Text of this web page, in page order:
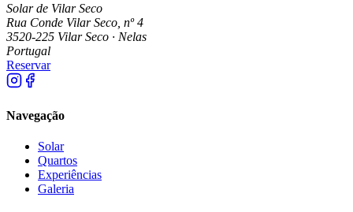
Solar de Vilar Seco
Rua Conde Vilar Seco, nº 4
3520-225 Vilar Seco · Nelas
Portugal
Reservar
Navegação
Solar
Quartos
Experiências
Galeria